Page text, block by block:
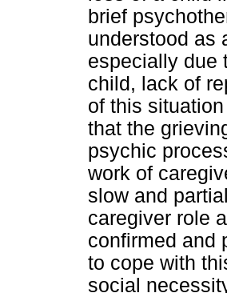
brief
understood as
especially due
child, lack of
of this
that the
psychic
work of
slow and
caregiver role
confirmed and
to cope with
social